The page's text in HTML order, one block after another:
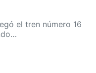
el tren número 16